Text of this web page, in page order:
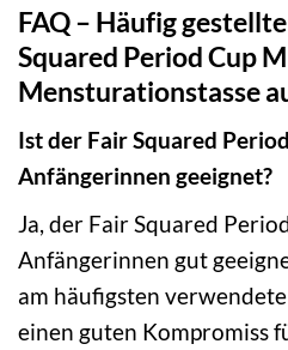
FAQ – Häufig
Squared Period Cup
Mensturationstasse
Ist der Fair Squared
Anfängerinnen geeignet?
Ja, der Fair Squared
Anfängerinnen gut
am häufigsten
einen guten Kompromiss